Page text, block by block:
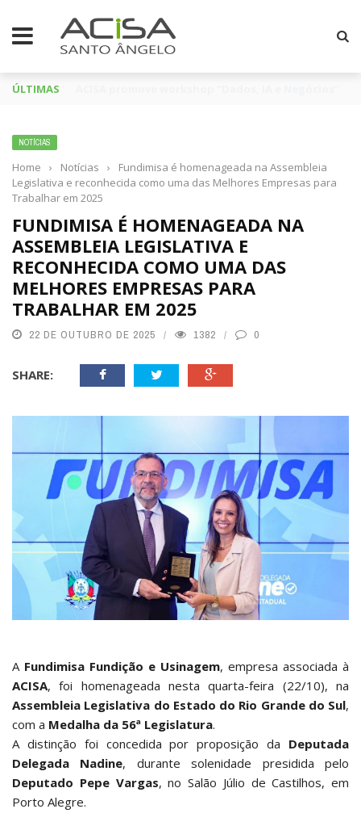
ÚLTIMAS
NOTÍCIAS
Home › Notícias ›
Fundimisa é homenageada na Assembleia
Legislativa e reconhecida como uma das Melhores Empresas para
Trabalhar em 2025
FUNDIMISA É HOMENAGEADA NA
ASSEMBLEIA LEGISLATIVA E
RECONHECIDA COMO UMA DAS
MELHORES EMPRESAS PARA
TRABALHAR EM 2025
22 DE OUTUBRO DE 2025 1382 0
SHARE:
A Fundimisa Fundição e Usinagem, empresa associada à
ACISA, foi homenageada nesta quarta-feira (22/10), na
Assembleia Legislativa do Estado do Rio Grande do Sul,
com a Medalha da 56ª Legislatura.
A distinção foi concedida por proposição da Deputada
Delegada Nadine, durante solenidade presidida pelo
Deputado Pepe Vargas, no Salão Júlio de Castilhos, em
Porto Alegre.